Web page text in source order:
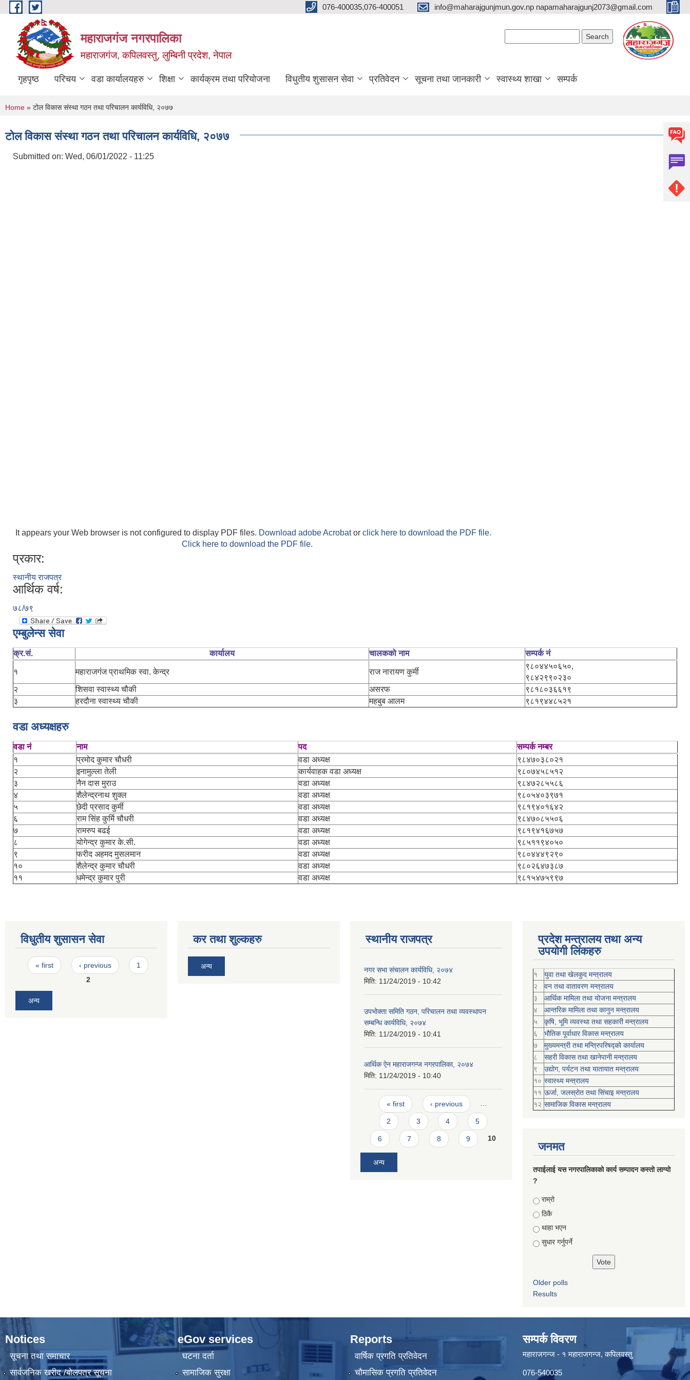
Skip to main content 076-400035,076-400051 info@maharajgunjmun.gov.np napamaharajgunj2073@gmail.com
महाराजगंज नगरपालिका
महाराजगंज, कपिलवस्तु, लुम्बिनी प्रदेश, नेपाल
गृहपृष्ठ परिचय वडा कार्यालयहरु शिक्षा कार्यक्रम तथा परियोजना विधुतीय शुसासन सेवा प्रतिवेदन सूचना तथा जानकारी स्वास्थ्य शाखा सम्पर्क
You are here
Home » टोल विकास संस्था गठन तथा परिचालन कार्यविधि, २०७७
टोल विकास संस्था गठन तथा परिचालन कार्यविधि, २०७७
Submitted on: Wed, 06/01/2022 - 11:25
It appears your Web browser is not configured to display PDF files. Download adobe Acrobator click here to download the PDF file.
Click here to download the PDF file.
प्रकार:
स्थानीय राजपत्र
आर्थिक वर्ष:
७८/७९
एम्बुलेन्स सेवा
क्र.सं. कार्यालय चालकको नाम सम्पर्क नं
१ महाराजगंज प्राथमिक स्वा. केन्द्र राज नारायण कुर्मी
९८०४४५०६५०,
९८४२९९०२३०
२
शिसवा स्वास्थ्य चौकी असरफ
९८१८०३६६१९
३
हरदौना स्वास्थ्य चौकी महबुब आलम ९८१९४४८५२१
वडा अध्यक्षहरु
वडा नं नाम पद
सम्पर्क नम्बर
१
प्रमोद कुमार चौधरी वडा अध्यक्ष
९८४७०३८०२१
२
इनामुल्ला तेली कार्यवाहक वडा अध्यक्ष
९८०७४५८५१२
३
नैन दास मुराउ वडा अध्यक्ष
९८४७२८५५८६
४
शैलेन्द्रनाथ शुक्ल वडा अध्यक्ष
९८०५४०३९७१
५
छेदी प्रसाद कुर्मी वडा अध्यक्ष
९८१९४०१६४२
६
राम सिंह कुर्मि चौधरी वडा अध्यक्ष
९८४७०८५५०६
७
रामरुप बढई वडा अध्यक्ष
९८१९४१६७५७
८
योगेन्द्र कुमार के.सी. वडा अध्यक्ष
९८५११९४०५०
९
फरीद अहमद मुसलमान वडा अध्यक्ष
९८०४४४९२९०
१०
शैलेन्द्र कुमार चौधरी वडा अध्यक्ष
९८०२६४७३८७
११
धमेन्द्र कुमार पुरी वडा अध्यक्ष ९८१५४७५९९७
विधुतीय शुसासन सेवा
Pages
« first ‹ previous
1
2
अन्य
कर तथा शुल्कहरु
अन्य
स्थानीय राजपत्र
नगर सभा संचालन कार्यविधि, २०७४
मिति: 11/24/2019 - 10:42
उपभोक्ता समिति गठन, परिचालन तथा व्यवस्थापन
सम्बन्धि कार्यविधि, २०७४
मिति: 11/24/2019 - 10:41
आर्थिक ऐन महाराजगन्ज नगरपालिका, २०७४
मिति: 11/24/2019 - 10:40
Pages
« first ‹ previous …
2 3 4 5
6 7 8 9 10
अन्य
प्रदेश मन्त्रालय तथा अन्य
उपयोगी लिंकहरु
१
युवा तथा खेलकुद मन्त्रालय
२
वन तथा वातावरण मन्त्रालय
३
आर्थिक मामिला तथा योजना मन्त्रालय
४
आन्तरिक मामिला तथा कानुन मन्त्रालय
५
कृषि, भूमि व्यवस्था तथा सहकारी मन्त्रालय
६
भौतिक पूर्वाधार विकास मन्त्रालय
७
मुख्यमन्त्री तथा मन्त्रिपरिषद्को कार्यालय
८
सहरी विकास तथा खानेपानी मन्त्रालय
९
उद्योग, पर्यटन तथा यातायात मन्त्रालय
१० स्वास्थ्य मन्त्रालय
११ ऊर्जा, जलस्रोत तथा सिंचाइ मन्त्रालय
१२ सामाजिक विकास मन्‍‍त्रालय
जनमत
तपाईलाई यस नगरपालिकाको कार्य सम्पादन कस्तो लाग्यो
?
Choices
राम्रो
ठिकै
थाहा भएन
सुधार गर्नुपर्ने
Older polls
Results
Notices
सूचना तथा समाचार
सार्वजनिक खरीद /बोलपत्र सूचना
eGov services
घटना दर्ता
सामाजिक सुरक्षा
Reports
वार्षिक प्रगति प्रतिवेदन
चौमासिक प्रगति प्रतिवेदन
सम्पर्क विवरण
महाराजगन्ज - १ महाराजगन्ज, कपिलवस्तु
076-540035